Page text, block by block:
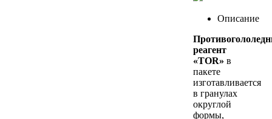
Описание
реагент
«TOR» в
пакете
изготавливается
в гранулах
округлой
формы,